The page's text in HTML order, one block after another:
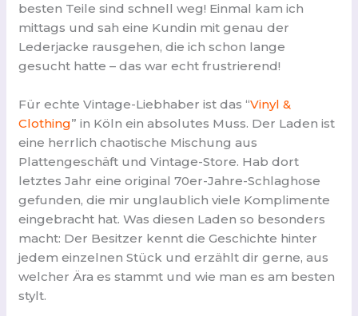
besten Teile sind schnell weg! Einmal kam ich
mittags und sah eine Kundin mit genau der
Lederjacke rausgehen, die ich schon lange
gesucht hatte – das war echt frustrierend!
Für echte Vintage-Liebhaber ist das “Vinyl &
Clothing” in Köln ein absolutes Muss. Der Laden ist
eine herrlich chaotische Mischung aus
Plattengeschäft und Vintage-Store. Hab dort
letztes Jahr eine original 70er-Jahre-Schlaghose
gefunden, die mir unglaublich viele Komplimente
eingebracht hat. Was diesen Laden so besonders
macht: Der Besitzer kennt die Geschichte hinter
jedem einzelnen Stück und erzählt dir gerne, aus
welcher Ära es stammt und wie man es am besten
stylt.